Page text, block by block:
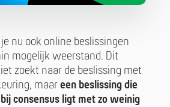
nu ook online beslissingen
mogelijk weerstand. Dit
zoekt naar de beslissing met
maar een beslissing die
consensus ligt met zo weinig